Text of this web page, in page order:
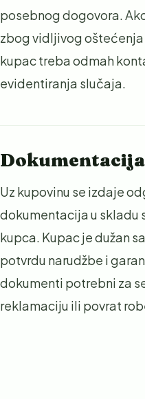
posebnog dogovora.
zbog vidljivog
kupac treba odmah
evidentiranja slučaja.
Uz kupovinu se izdaje
dokumentacija u skladu
kupca. Kupac je dužan
potvrdu narudžbe i
dokumenti potrebni za
reklamaciju ili povrat